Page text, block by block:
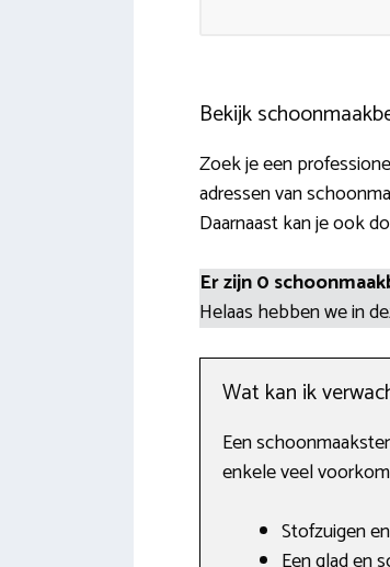
Bekijk
Zoek je een
adressen van
Daarnaast kan je ook
Er zijn 0
Helaas hebben we in
Wat kan ik
Een
enkele veel
Stofzuigen